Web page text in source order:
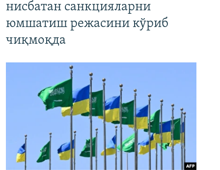
нисбатан санкцияларни
юмшатиш режасини кўриб
чиқмоқда